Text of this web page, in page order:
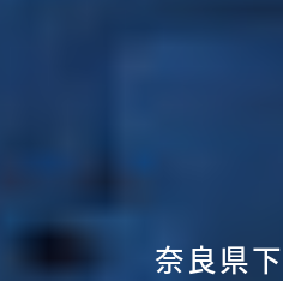
奈良県